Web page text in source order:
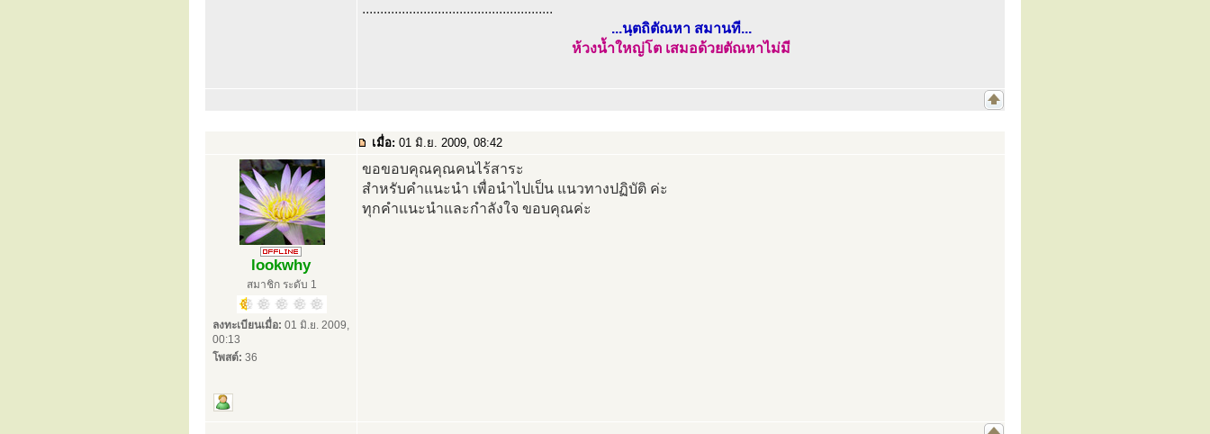
.....................................................
...นฺตถิตัณหา สมานที...
ห้วงน้ำใหญ่โต เสมอด้วยตัณหาไม่มี
เมื่อ: 01 มิ.ย. 2009, 08:42
lookwhy
สมาชิก ระดับ 1
ลงทะเบียนเมื่อ: 01 มิ.ย. 2009,
00:13
โพสต์: 36
ขอขอบคุณคุณคนไร้สาระ
สำหรับคำแนะนำ เพื่อนำไปเป็น แนวทางปฏิบัติ ค่ะ
ทุกคำแนะนำและกำลังใจ ขอบคุณค่ะ